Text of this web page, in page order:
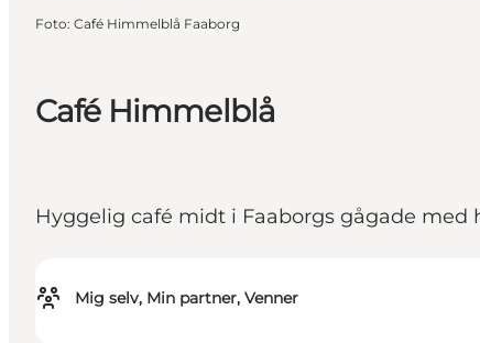
Café Himmelblå
Hyggelig café midt i Faaborgs gågade
Mig selv, Min partner, Venner
Foto: Café Himmelblå Faaborg